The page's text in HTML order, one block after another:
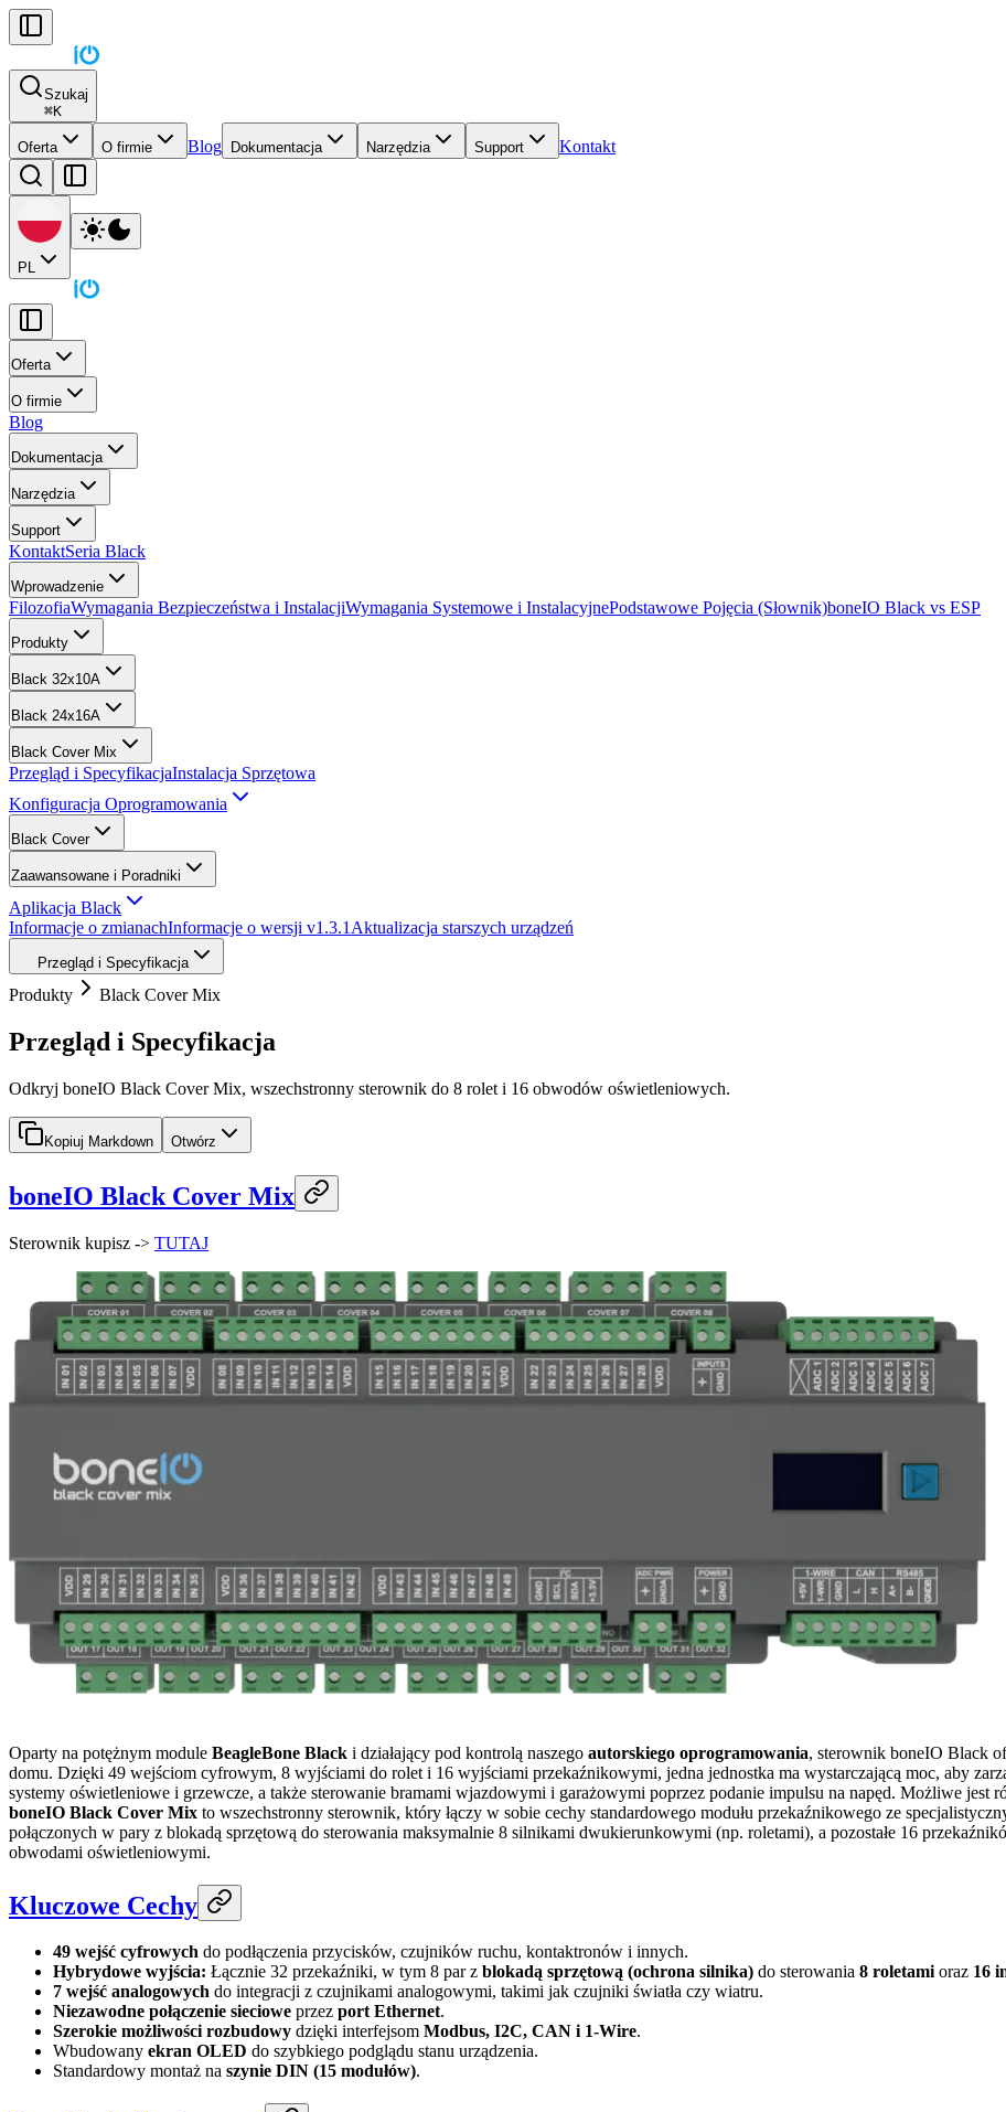
Szukaj
⌘K
Oferta O firmie Blog Dokumentacja Narzędzia Support Kontakt
PL
Oferta
O firmie
Blog
Dokumentacja
Narzędzia
Support
KontaktSeria Black
Wprowadzenie
FilozofiaWymagania Bezpieczeństwa i InstalacjiWymagania Systemowe i InstalacyjnePodstawowe Pojęcia (Słownik)boneIO Black vs ESP
Produkty
Black 32x10A
Black 24x16A
Black Cover Mix
Przegląd i SpecyfikacjaInstalacja Sprzętowa
Konfiguracja Oprogramowania
Black Cover
Zaawansowane i Poradniki
Aplikacja Black
Informacje o zmianachInformacje o wersji v1.3.1 Aktualizacja starszych urządzeń
Przegląd i Specyfikacja
Produkty Black Cover Mix
Przegląd i Specyfikacja
Odkryj boneIO Black Cover Mix, wszechstronny sterownik do 8 rolet i 16 obwodów oświetleniowych.
Kopiuj Markdown Otwórz
boneIO Black Cover Mix
Sterownik kupisz -> TUTAJ
Oparty na potężnym module BeagleBone Black i działający pod kontrolą naszego autorskiego oprogramowania, sterownik boneIO Black
domu. Dzięki 49 wejściom cyfrowym, 8 wyjściami do rolet i 16 wyjściami przekaźnikowymi, jedna jednostka ma wystarczającą moc, aby
systemy oświetleniowe i grzewcze, a także sterowanie bramami wjazdowymi i garażowymi poprzez podanie impulsu na napęd. Możliwe
boneIO Black Cover Mix to wszechstronny sterownik, który łączy w sobie cechy standardowego modułu przekaźnikowego ze
połączonych w pary z blokadą sprzętową do sterowania maksymalnie 8 silnikami dwukierunkowymi (np. roletami), a pozostałe 16
obwodami oświetleniowymi.
Kluczowe Cechy
49 wejść cyfrowych do podłączenia przycisków, czujników ruchu, kontaktronów i innych.
Hybrydowe wyjścia: Łącznie 32 przekaźniki, w tym 8 par z blokadą sprzętową (ochrona silnika) do sterowania 8 roletamioraz 16
7 wejść analogowych do integracji z czujnikami analogowymi, takimi jak czujniki światła czy wiatru.
Niezawodne połączenie sieciowe przez port Ethernet.
Szerokie możliwości rozbudowy dzięki interfejsom Modbus, I2C, CAN i 1-Wire.
Wbudowany ekran OLED do szybkiego podglądu stanu urządzenia.
Standardowy montaż na szynie DIN (15 modułów).